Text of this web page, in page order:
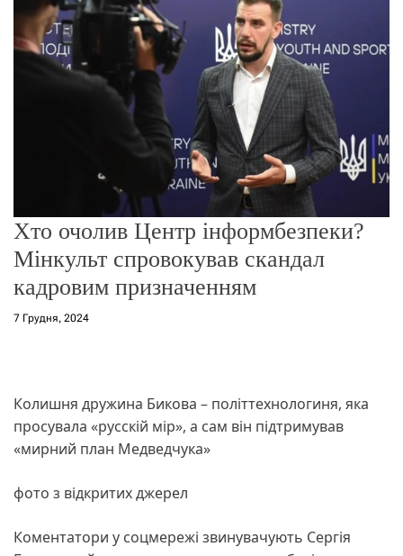
ж
и
м
у
Хто очолив Центр інформбезпеки?
Мінкульт спровокував скандал
кадровим призначенням
7 Грудня, 2024
Колишня дружина Бикова – політтехнологиня, яка
просувала «русскій мір», а сам він підтримував
«мирний план Медведчука»
фото з відкритих джерел
Коментатори у соцмережі звинувачують Сергія